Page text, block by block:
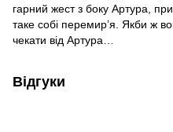
гарний жест з боку Артура,
таке собі перемир’я. Якби ж
чекати від Артура…
Відгуки